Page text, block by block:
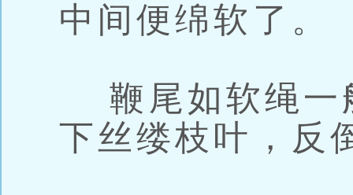
中间便绵软了。
鞭尾如软绳一
下丝缕枝叶，反